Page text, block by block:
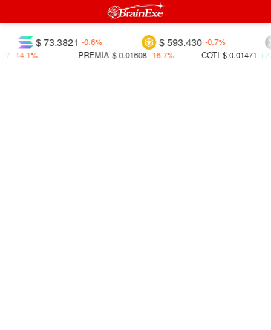
$ 593.430 -0.7%
$ 73.3821
-0.6%
COTI $ 0.01471
PREMIA $ 0.01608 -16.7%
-14.1%